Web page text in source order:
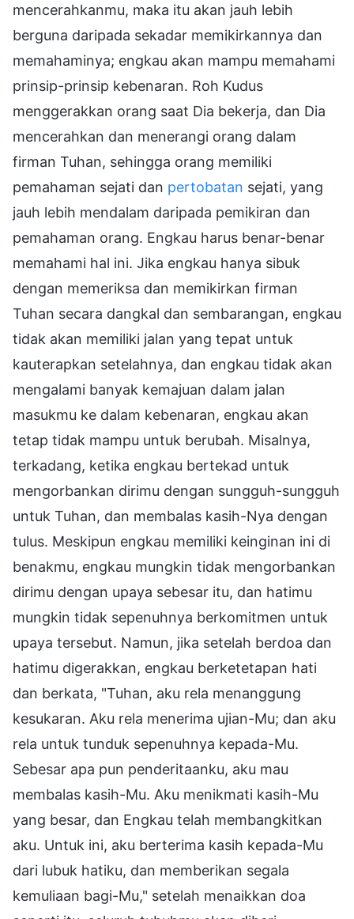
mencerahkanmu, maka itu akan jauh lebih
berguna daripada sekadar memikirkannya dan
memahaminya; engkau akan mampu memahami
prinsip-prinsip kebenaran. Roh Kudus
menggerakkan orang saat Dia bekerja, dan Dia
mencerahkan dan menerangi orang dalam
firman Tuhan, sehingga orang memiliki
pemahaman sejati dan pertobatan sejati, yang
jauh lebih mendalam daripada pemikiran dan
pemahaman orang. Engkau harus benar-benar
memahami hal ini. Jika engkau hanya sibuk
dengan memeriksa dan memikirkan firman
Tuhan secara dangkal dan sembarangan, engkau
tidak akan memiliki jalan yang tepat untuk
kauterapkan setelahnya, dan engkau tidak akan
mengalami banyak kemajuan dalam jalan
masukmu ke dalam kebenaran, engkau akan
tetap tidak mampu untuk berubah. Misalnya,
terkadang, ketika engkau bertekad untuk
mengorbankan dirimu dengan sungguh-sungguh
untuk Tuhan, dan membalas kasih-Nya dengan
tulus. Meskipun engkau memiliki keinginan ini di
benakmu, engkau mungkin tidak mengorbankan
dirimu dengan upaya sebesar itu, dan hatimu
mungkin tidak sepenuhnya berkomitmen untuk
upaya tersebut. Namun, jika setelah berdoa dan
hatimu digerakkan, engkau berketetapan hati
dan berkata, "Tuhan, aku rela menanggung
kesukaran. Aku rela menerima ujian-Mu; dan aku
rela untuk tunduk sepenuhnya kepada-Mu.
Sebesar apa pun penderitaanku, aku mau
membalas kasih-Mu. Aku menikmati kasih-Mu
yang besar, dan Engkau telah membangkitkan
aku. Untuk ini, aku berterima kasih kepada-Mu
dari lubuk hatiku, dan memberikan segala
kemuliaan bagi-Mu," setelah menaikkan doa